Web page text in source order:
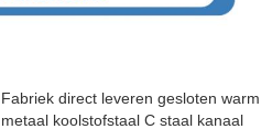
Fabriek direct leveren gesloten
metaal koolstofstaal C staal kanaal